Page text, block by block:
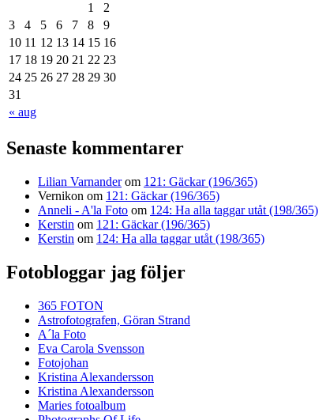
« aug
1
2
3
4 5 6 7 8
9
10 11 12 13 14 15 16
17 18 19 20 21 22 23
24 25 26 27 28 29 30
31
Senaste kommentarer
Lilian Varnanderom 121: Gäckar (196/365)
Vernikon om 121: Gäckar (196/365)
Anneli - A'la Foto om 124: Ha alla taggar utåt (198/365)
Kerstin om 121: Gäckar (196/365)
Kerstin om 124: Ha alla taggar utåt (198/365)
Fotobloggar jag följer
365 FOTON
Astrofotografen, Göran Strand
A´la Foto
Eva Carola Svensson
Fotojohan
Kristina Alexandersson
Kristina Alexandersson
Maries fotoalbum